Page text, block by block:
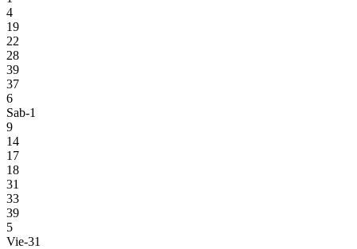
4
19
22
28
39
37
6
Sab-1
9
14
17
18
31
33
39
5
Vie-31